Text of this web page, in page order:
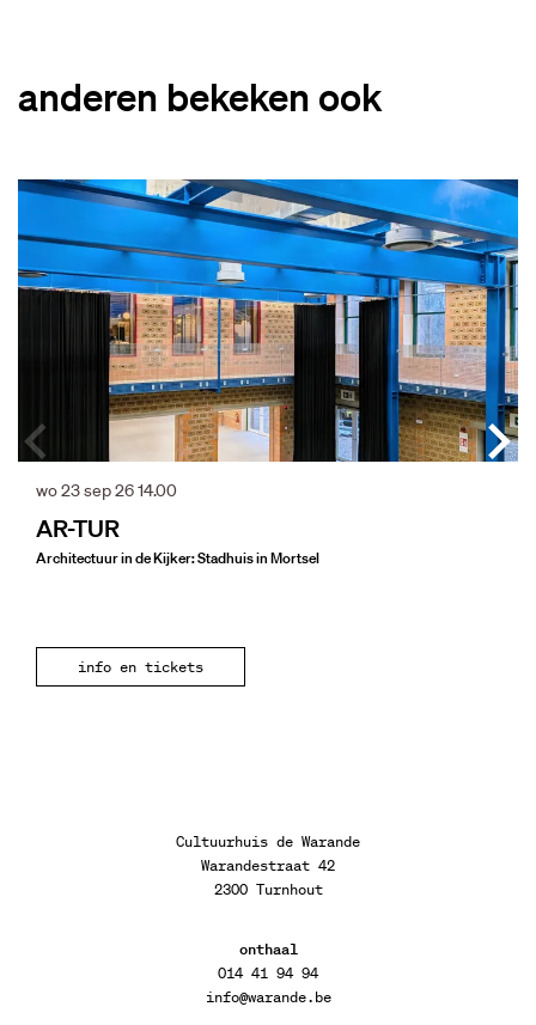
anderen bekeken ook
AR-TUR
Architectuur in de Kijker: Stadhuis in Mortsel
wo 23 sep 2614.00
info en tickets
Cultuurhuis de Warande
Warandestraat 42
2300 Turnhout
onthaal
014 41 94 94
info@warande.be